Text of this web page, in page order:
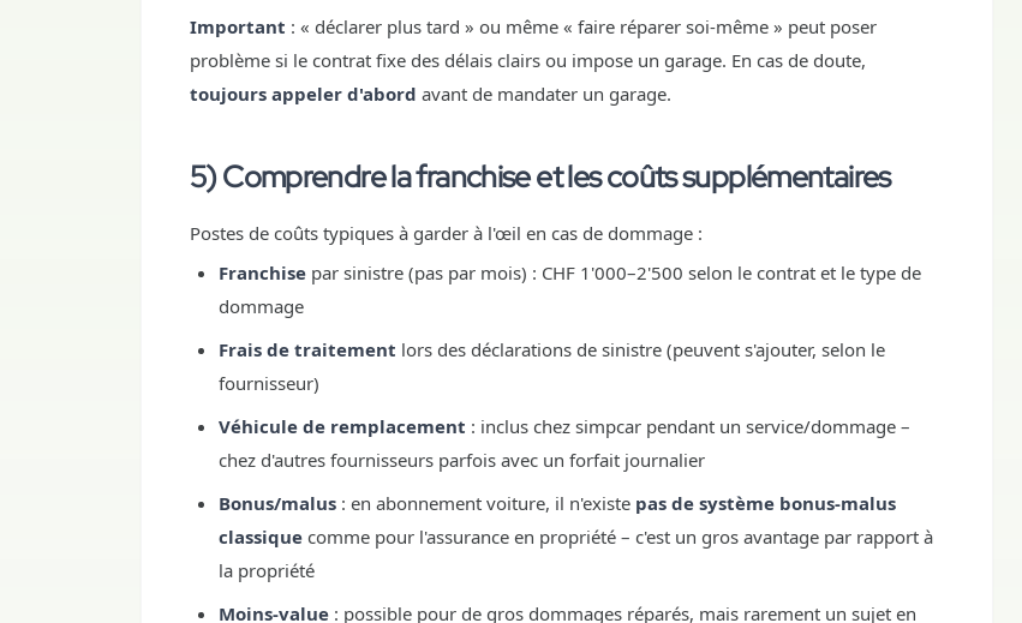
Important : « déclarer plus tard » ou même « faire réparer soi-même » peut poser
problème si le contrat fixe des délais clairs ou impose un garage. En cas de doute,
toujours appeler d'abord avant de mandater un garage.
5) Comprendre la franchise et les coûts supplémentaires
Postes de coûts typiques à garder à l'œil en cas de dommage :
Franchise par sinistre (pas par mois) : CHF 1'000–2'500 selon le contrat et le type de
dommage
Frais de traitement lors des déclarations de sinistre (peuvent s'ajouter, selon le
fournisseur)
Véhicule de remplacement : inclus chez simpcar pendant un service/dommage –
chez d'autres fournisseurs parfois avec un forfait journalier
Bonus/malus : en abonnement voiture, il n'existe pas de système bonus-malus
classique comme pour l'assurance en propriété – c'est un gros avantage par rapport à
la propriété
Moins-value : possible pour de gros dommages réparés, mais rarement un sujet en